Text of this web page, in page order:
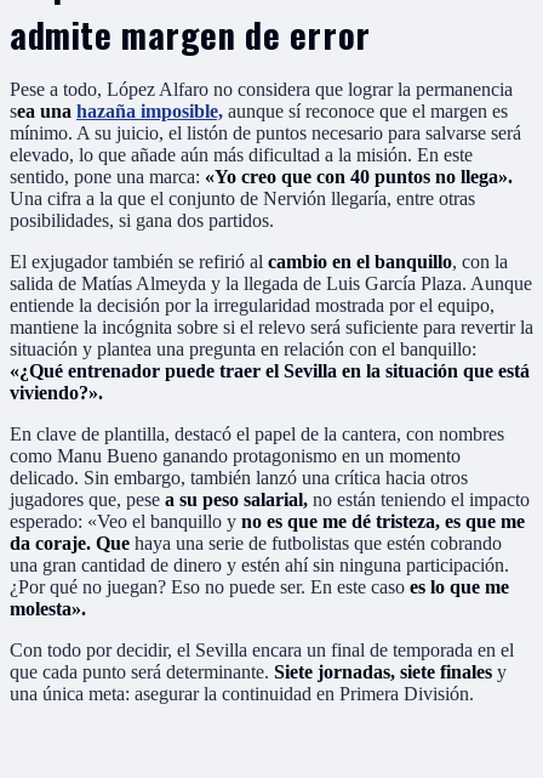
admite margen de error
Pese a todo, López Alfaro no considera que lograr la permanencia
sea una hazaña imposible, aunque sí reconoce que el margen es
mínimo. A su juicio, el listón de puntos necesario para salvarse será
elevado, lo que añade aún más dificultad a la misión. En este
sentido, pone una marca: «Yo creo que con 40 puntos no llega».
Una cifra a la que el conjunto de Nervión llegaría, entre otras
posibilidades, si gana dos partidos.
El exjugador también se refirió al cambio en el banquillo, con la
salida de Matías Almeyda y la llegada de Luis García Plaza. Aunque
entiende la decisión por la irregularidad mostrada por el equipo,
mantiene la incógnita sobre si el relevo será suficiente para revertir la
situación y plantea una pregunta en relación con el banquillo:
«¿Qué entrenador puede traer el Sevilla en la situación que está
viviendo?».
En clave de plantilla, destacó el papel de la cantera, con nombres
como Manu Bueno ganando protagonismo en un momento
delicado. Sin embargo, también lanzó una crítica hacia otros
jugadores que, pese a su peso salarial, no están teniendo el impacto
esperado: «Veo el banquillo y no es que me dé tristeza, es que me
da coraje. Que haya una serie de futbolistas que estén cobrando
una gran cantidad de dinero y estén ahí sin ninguna participación.
¿Por qué no juegan? Eso no puede ser. En este caso es lo que me
molesta».
Con todo por decidir, el Sevilla encara un final de temporada en el
que cada punto será determinante. Siete jornadas, siete finales y
una única meta: asegurar la continuidad en Primera División.